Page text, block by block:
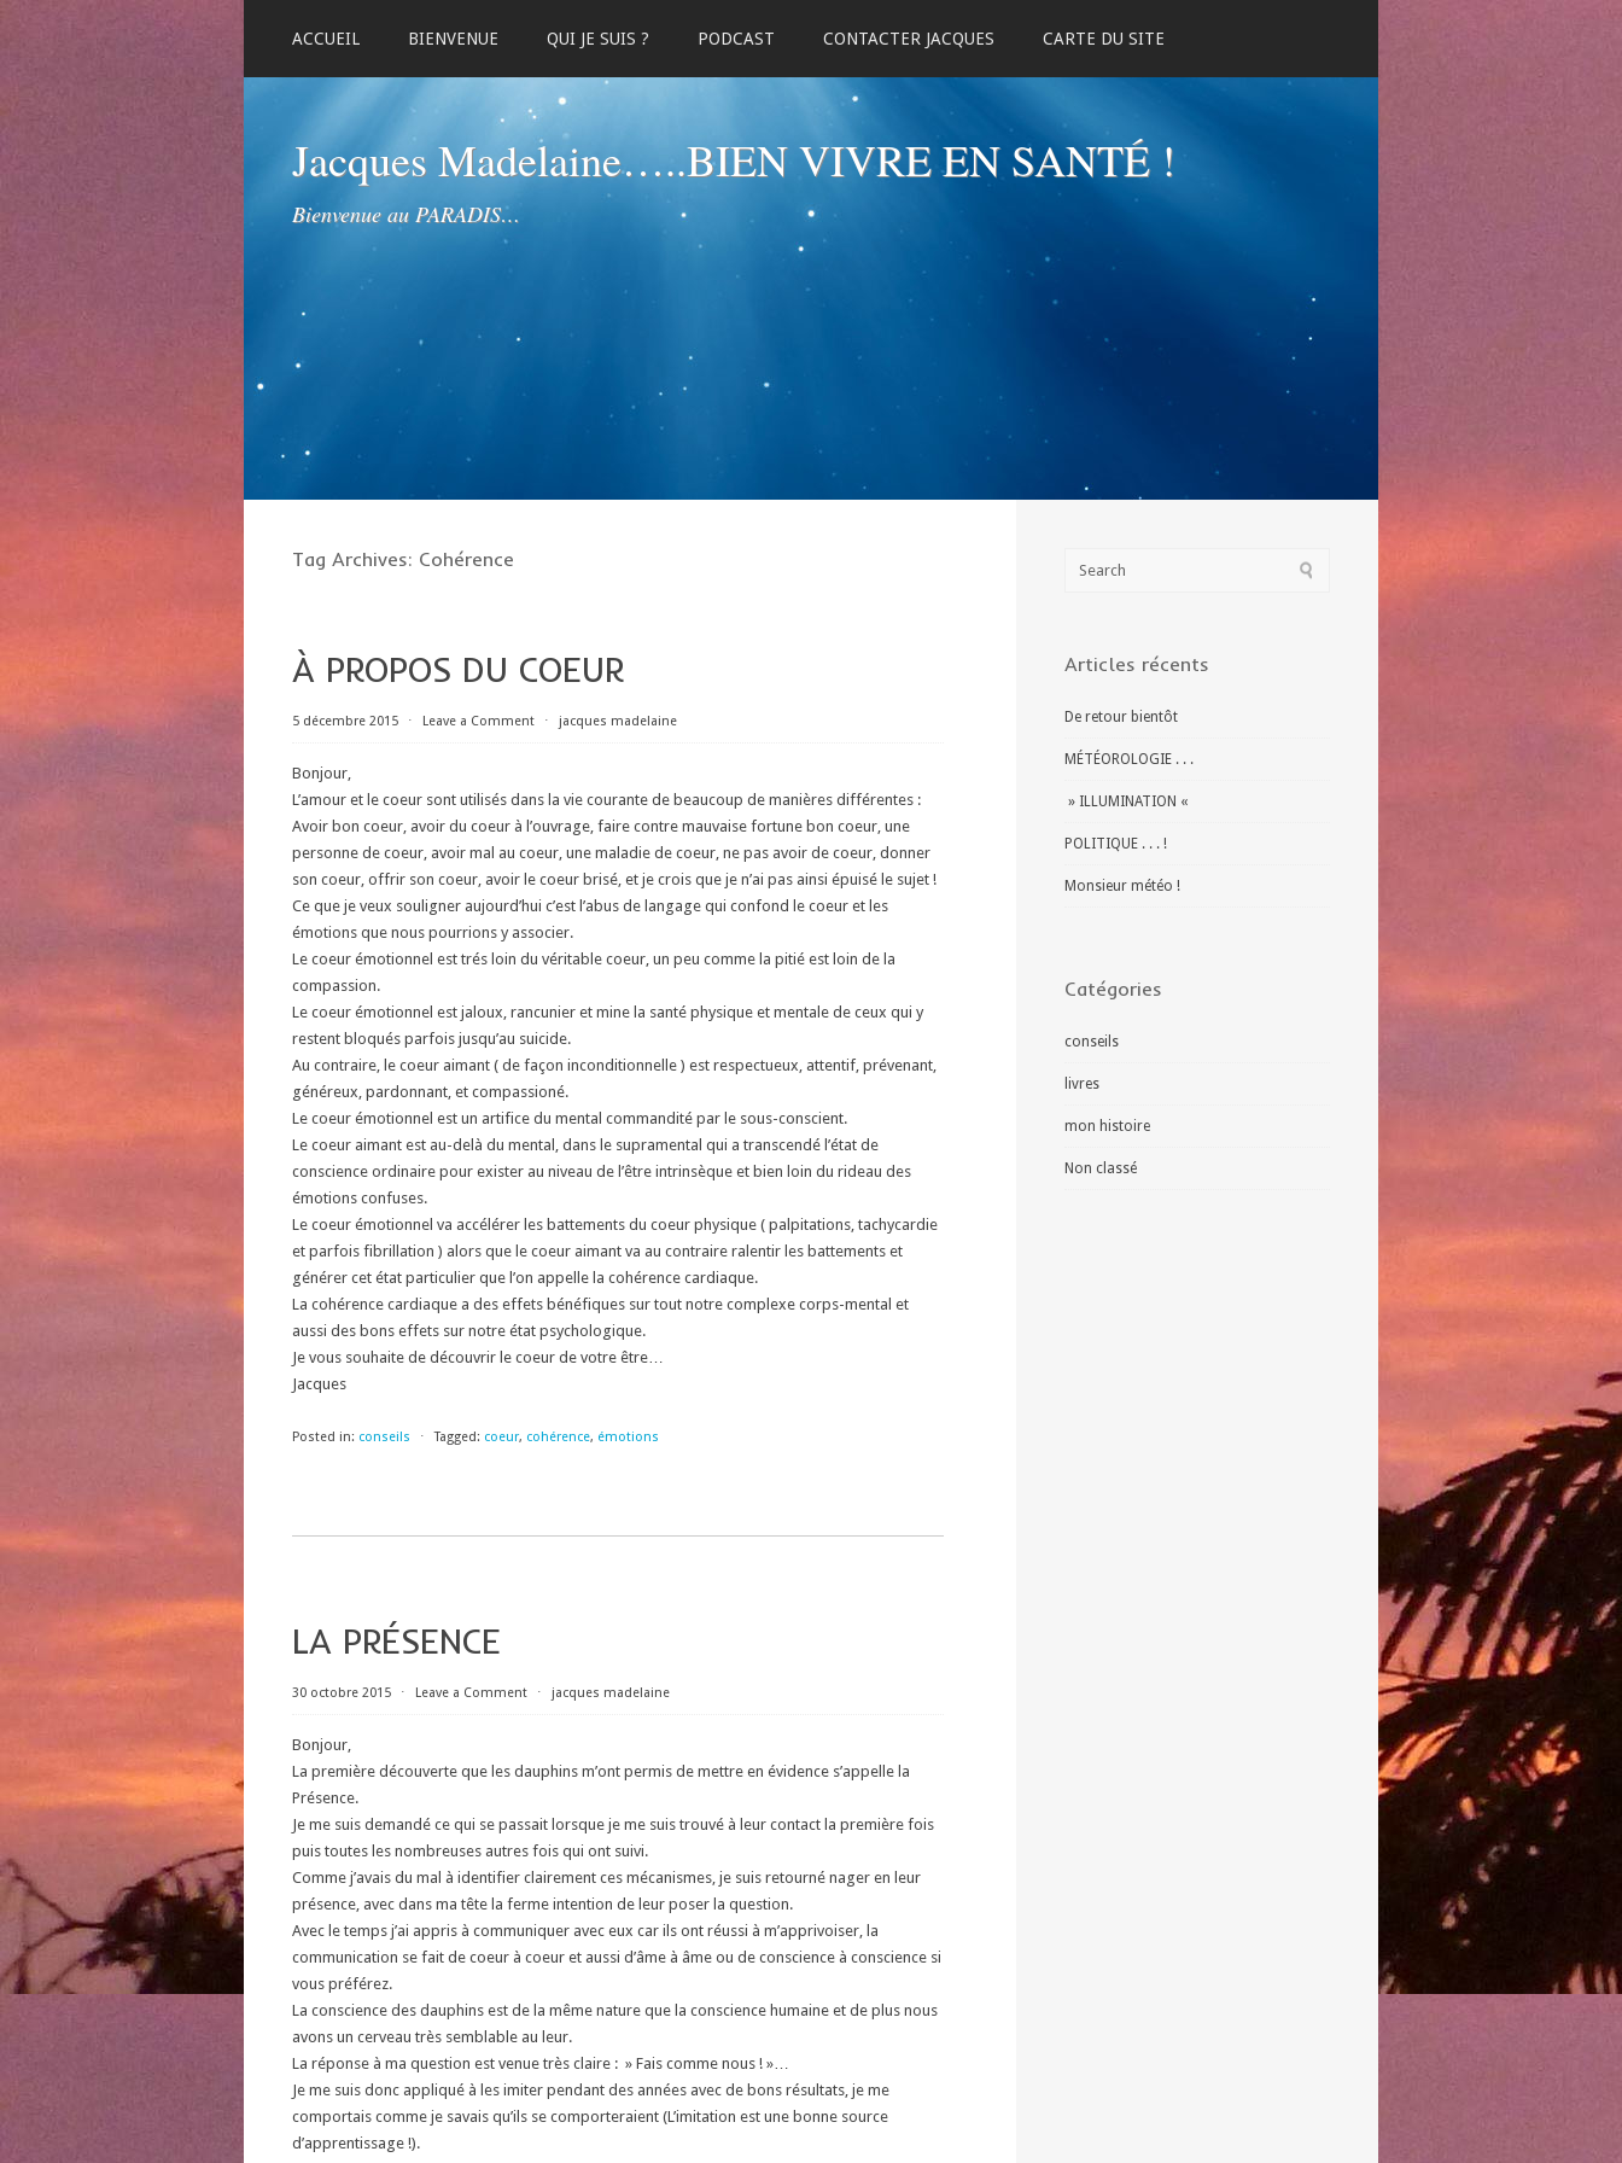
ACCUEIL BIENVENUE QUI JE SUIS ? PODCAST CONTACTER JACQUES CARTE DU SITE
Jacques Madelaine…..BIEN VIVRE EN SANTÉ !
Bienvenue au PARADIS…
Tag Archives: Cohérence
À PROPOS DU COEUR
5 décembre 2015 ⋅ Leave a Comment ⋅ jacques madelaine
Bonjour,
L’amour et le coeur sont utilisés dans la vie courante de beaucoup de manières différentes :
Avoir bon coeur, avoir du coeur à l’ouvrage, faire contre mauvaise fortune bon coeur, une
personne de coeur, avoir mal au coeur, une maladie de coeur, ne pas avoir de coeur, donner
son coeur, offrir son coeur, avoir le coeur brisé, et je crois que je n’ai pas ainsi épuisé le sujet !
Ce que je veux souligner aujourd’hui c’est l’abus de langage qui confond le coeur et les
émotions que nous pourrions y associer.
Le coeur émotionnel est trés loin du véritable coeur, un peu comme la pitié est loin de la
compassion.
Le coeur émotionnel est jaloux, rancunier et mine la santé physique et mentale de ceux qui y
restent bloqués parfois jusqu’au suicide.
Au contraire, le coeur aimant ( de façon inconditionnelle ) est respectueux, attentif, prévenant,
généreux, pardonnant, et compassioné.
Le coeur émotionnel est un artifice du mental commandité par le sous-conscient.
Le coeur aimant est au-delà du mental, dans le supramental qui a transcendé l’état de
conscience ordinaire pour exister au niveau de l’être intrinsèque et bien loin du rideau des
émotions confuses.
Le coeur émotionnel va accélérer les battements du coeur physique ( palpitations, tachycardie
et parfois fibrillation ) alors que le coeur aimant va au contraire ralentir les battements et
générer cet état particulier que l’on appelle la cohérence cardiaque.
La cohérence cardiaque a des effets bénéfiques sur tout notre complexe corps-mental et
aussi des bons effets sur notre état psychologique.
Je vous souhaite de découvrir le coeur de votre être…
Jacques
Posted in: conseils ⋅ Tagged: coeur, cohérence, émotions
LA PRÉSENCE
30 octobre 2015 ⋅ Leave a Comment ⋅ jacques madelaine
Bonjour,
La première découverte que les dauphins m’ont permis de mettre en évidence s’appelle la
Présence.
Je me suis demandé ce qui se passait lorsque je me suis trouvé à leur contact la première fois
puis toutes les nombreuses autres fois qui ont suivi.
Comme j’avais du mal à identifier clairement ces mécanismes, je suis retourné nager en leur
présence, avec dans ma tête la ferme intention de leur poser la question.
Avec le temps j’ai appris à communiquer avec eux car ils ont réussi à m’apprivoiser, la
communication se fait de coeur à coeur et aussi d’âme à âme ou de conscience à conscience si
vous préférez.
La conscience des dauphins est de la même nature que la conscience humaine et de plus nous
avons un cerveau très semblable au leur.
La réponse à ma question est venue très claire : » Fais comme nous ! »…
Je me suis donc appliqué à les imiter pendant des années avec de bons résultats, je me
comportais comme je savais qu’ils se comporteraient (L’imitation est une bonne source
d’apprentissage !).
Articles récents
De retour bientôt
MÉTÉOROLOGIE . . .
» ILLUMINATION «
POLITIQUE . . . !
Monsieur météo !
Catégories
conseils
livres
mon histoire
Non classé